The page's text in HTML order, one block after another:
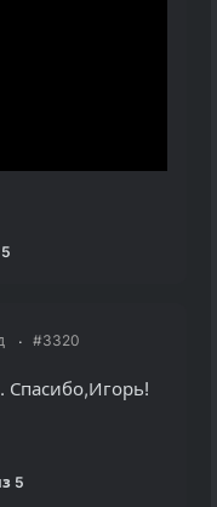
#3320
Спасибо,Игорь!
5